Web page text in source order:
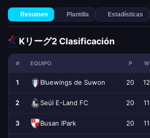
Resumen Plantilla Estadísticas
Kリーグ2 Clasificación
# EQUIPO P W
1 Bluewings de Suwon 20 12
2 Seúl E-Land FC 20 11
3 Busan IPark 20 11